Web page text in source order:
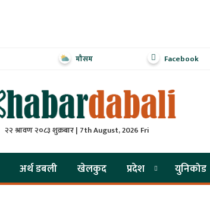
मौसम Facebook
२२ श्रावण २०८३ शुक्रबार | 7th August, 2026 Fri
अर्थ डबली खेलकुद प्रदेश युनिकोड